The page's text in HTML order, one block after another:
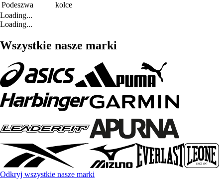
Podeszwa
kolce
Loading...
Loading...
Wszystkie nasze marki
Odkryj wszystkie nasze marki